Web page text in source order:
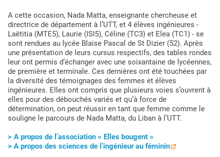
A cette occasion, Nada Matta, enseignante chercheuse et
directrice de département à l’UTT, et 4 élèves ingénieures -
Laëtitia (MTE5), Laurie (ISI5), Céline (TC3) et Elea (TC1) - se
sont rendues au lycée Blaise Pascal de St Dizier (52). Après
une présentation de leurs cursus respectifs, des tables rondes
leur ont permis d’échanger avec une soixantaine de lycéennes,
de première et terminale. Ces dernières ont été touchées par
la diversité des témoignages des femmes et élèves
ingénieures. Elles ont compris que plusieurs voies s’ouvrent à
elles pour des débouchés variés et qu’à force de
détermination, on peut réussir en tant que femme comme le
souligne le parcours de Nada Matta, du Liban à l’UTT.
> A propos de l’association « Elles bougent »
> A propos des sciences de l’ingénieur au féminin